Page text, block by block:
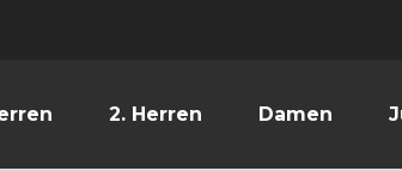
2. Herren Damen